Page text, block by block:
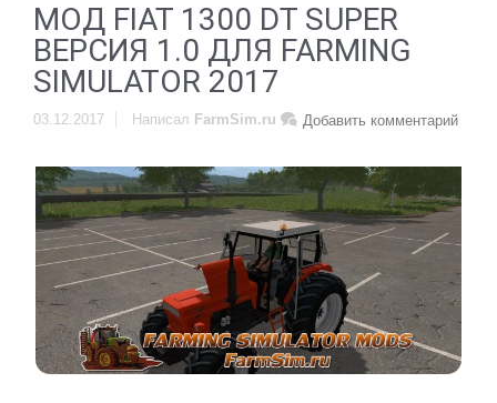
МОД FIAT 1300 DT SUPER
ВЕРСИЯ 1.0 ДЛЯ FARMING
SIMULATOR 2017
03.12.2017 Добавить комментарий
Написал FarmSim.ru